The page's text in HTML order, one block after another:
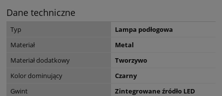
Dane techniczne
Typ
Lampa podłogowa
Materiał
Metal
Materiał dodatkowy
Tworzywo
Kolor dominujący
Czarny
Gwint
Zintegrowane źródło LED